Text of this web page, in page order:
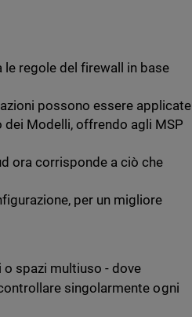
regole del firewall in base
possono essere applicate
Modelli, offrendo agli MSP
ora corrisponde a ciò che
per un migliore
spazi multiuso - dove
singolarmente ogni